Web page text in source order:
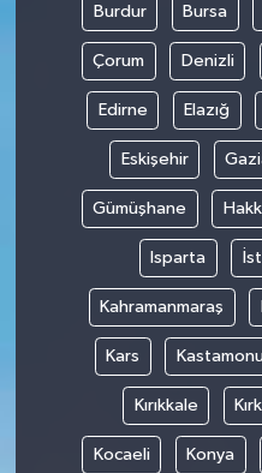
Burdur Bursa
Çorum Denizli
Edirne Elazığ
Eskişehir
Gümüşhane
Isparta
Kahramanmaraş
Kars
Kırıkkale
Kocaeli Konya